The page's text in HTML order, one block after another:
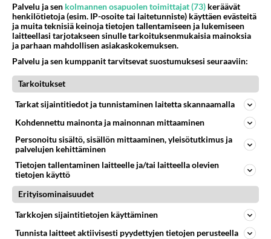
Anonyymi
2024-03-06 11:32:09
niih ja naapurit näkee niinkun "mummo lumessa,,
Palvelu ja sen kolmannen osapuolen toimittajat (73) keräävät
henkilötietoja (esim. IP-osoite tai laitetunniste) käyttäen evästeitä
ja muita teknisiä keinoja tietojen tallentamiseen ja lukemiseen
laitteellasi tarjotakseen sinulle tarkoituksenmukaisia mainoksia
ja parhaan mahdollisen asiakaskokemuksen.
Palvelu ja sen kumppanit tarvitsevat suostumuksesi seuraaviin:
Tarkoitukset
Tarkat sijaintitiedot ja tunnistaminen laitetta skannaamalla
Kohdennettu mainonta ja mainonnan mittaaminen
Personoitu sisältö, sisällön mittaaminen, yleisötutkimus ja
palvelujen kehittäminen
Tietojen tallentaminen laitteelle ja/tai laitteella olevien
tietojen käyttö
Erityisominaisuudet
Tarkkojen sijaintitietojen käyttäminen
Tunnista laitteet aktiivisesti pyydettyjen tietojen perusteella